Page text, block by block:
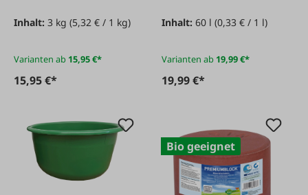
Inhalt: 3 kg (5,32 € / 1 kg)
Varianten ab 15,95 €*
15,95 €*
Inhalt:60 l(0,33 € / 1 l)
Varianten ab 19,99 €*
19,99 €*
Bio geeignet